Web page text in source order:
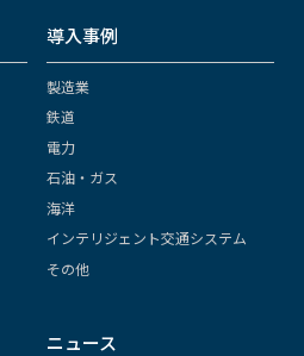
導入事例
製造業
鉄道
電力
石油・ガス
海洋
インテリジェント交通システム
その他
ニュース